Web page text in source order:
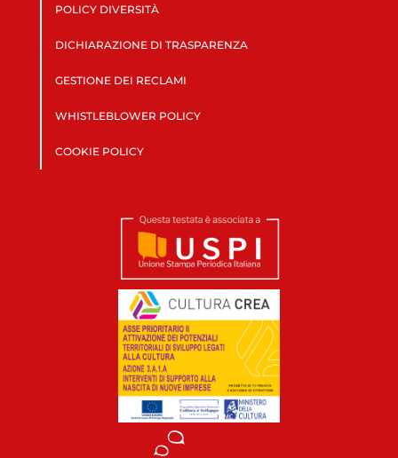
POLICY DIVERSITÀ
DICHIARAZIONE DI TRASPARENZA
GESTIONE DEI RECLAMI
WHISTLEBLOWER POLICY
COOKIE POLICY